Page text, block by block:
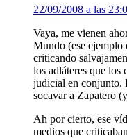
22/09/2008 a las
Vaya, me vienen
Mundo (ese ejemplo
criticando
los adláteres que los
judicial en conjunto.
socavar a Zapatero
Ah por cierto, ese
medios que